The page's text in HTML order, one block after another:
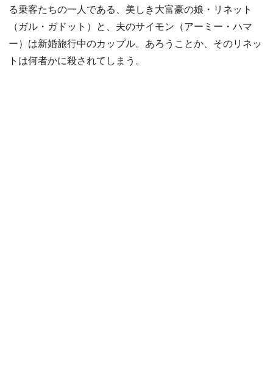
る乗客たちの一人である、美しき大富豪の娘・リネット
（ガル・ガドット）と、夫のサイモン（アーミー・ハマ
ー）は新婚旅行中のカップル。あろうことか、そのリネッ
トは何者かに殺されてしまう。